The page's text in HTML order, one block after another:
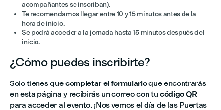
acompañantes se inscriban).
Te recomendamos llegar entre 10 y 15 minutos antes de la
hora de inicio.
Se podrá acceder a la jornada hasta 15 minutos después del
inicio.
¿Cómo puedes inscribirte?
Solo tienes quecompletar el formularioque encontrarás
en esta página y recibirás un correo con tu código QR
para acceder al evento. ¡Nos vemos el día de las Puertas